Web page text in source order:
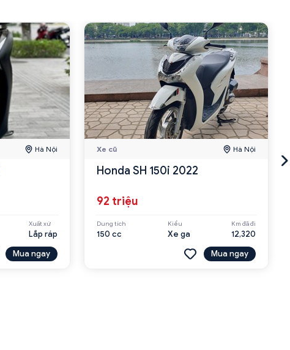
Hà Nội
Xuất xứ
Lắp ráp
Mua ngay
Xe cũ Hà Nội
Honda SH 150i 2022
92 triệu
Dung tích
150 cc
Kiểu
Xe ga
Km đã đi
12,320
Mua ngay